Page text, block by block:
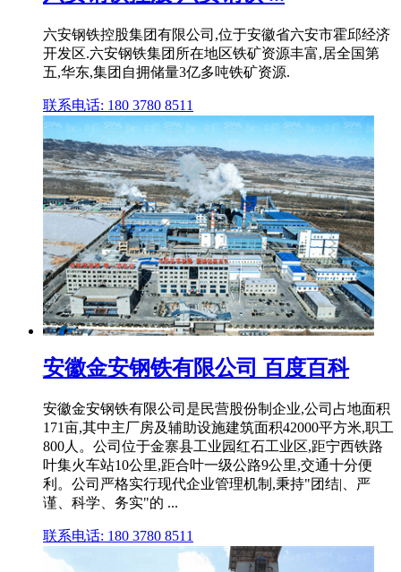
六安钢铁控股集团有限公司,位于安徽省六安市霍邱经济
开发区.六安钢铁集团所在地区铁矿资源丰富,居全国第
五,华东,集团自拥储量3亿多吨铁矿资源.
联系电话: 180 3780 8511
安徽金安钢铁有限公司 百度百科
安徽金安钢铁有限公司是民营股份制企业,公司占地面积
171亩,其中主厂房及辅助设施建筑面积42000平方米,职工
800人。公司位于金寨县工业园红石工业区,距宁西铁路
叶集火车站10公里,距合叶一级公路9公里,交通十分便
利。公司严格实行现代企业管理机制,秉持"团结|、严
谨、科学、务实"的 ...
联系电话: 180 3780 8511